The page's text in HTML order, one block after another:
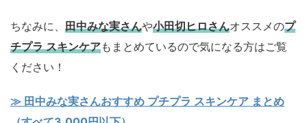
ちなみに、 田中みな実さんや小田切ヒロさんオススメのプ
チプラ スキンケアもまとめているので気になる方はご覧
ください！
≫ 田中みな実さんおすすめ プチプラ スキンケア まとめ